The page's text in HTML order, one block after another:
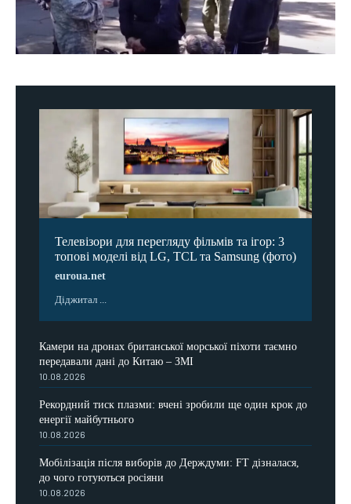
Телевізори для перегляду фільмів та ігор: 3
топові моделі від LG, TCL та Samsung (фото)
euroua.net
Діджитал ...
Камери на дронах британської морської піхоти таємно
передавали дані до Китаю – ЗМІ
10.08.2026
Рекордний тиск плазми: вчені зробили ще один крок до
енергії майбутнього
10.08.2026
Мобілізація після виборів до Держдуми: FT дізналася,
до чого готуються росіяни
10.08.2026